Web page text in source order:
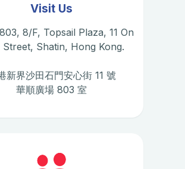
Visit Us
8/F, Topsail Plaza, 11 On
Street, Shatin, Hong Kong.
新界沙田石門安心街 11 號
華順廣場 803 室